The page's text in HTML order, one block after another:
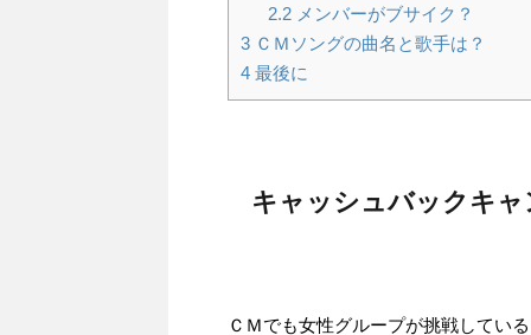
2.2メンバーがブサイク？
3 ＣＭソングの曲名と歌手は？
4 最後に
キャッシュバックキャ
ＣＭでも女性グループが挑戦してい